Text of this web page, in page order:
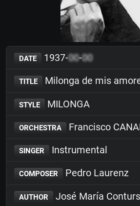
DATE 1937-00-00
TITLE Milonga de mis
STYLE MILONGA
ORCHESTRA Francisco
SINGER Instrumental
COMPOSER Pedro Laurenz
AUTHOR José María